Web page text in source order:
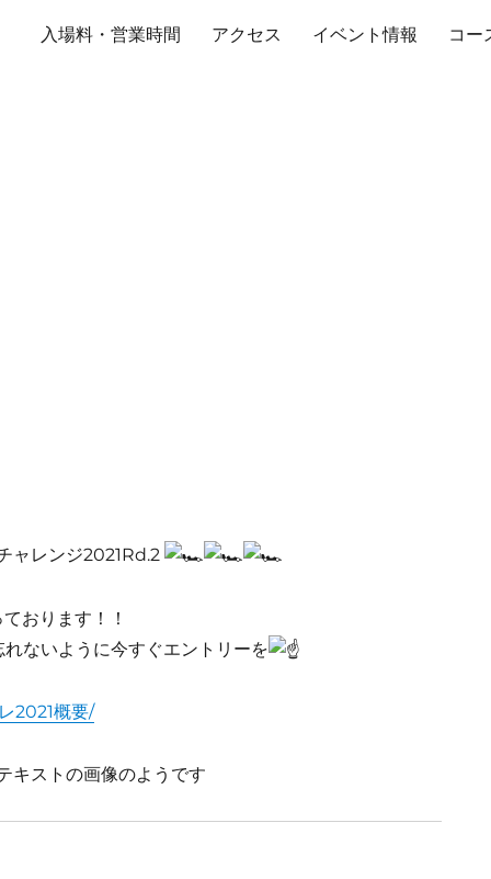
入場料・営業時間 アクセス イベント情報 コー
ャレンジ2021Rd.2
おります！！
ないように今すぐエントリーを
2021概要/